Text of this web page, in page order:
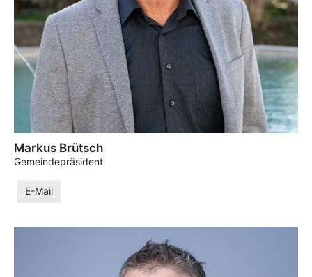
Markus Brütsch
Gemeindepräsident
E-Mail